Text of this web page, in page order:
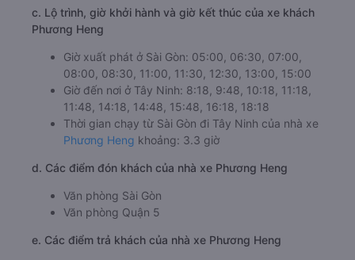
c. Lộ trình, giờ khởi hành và giờ kết thúc của xe khách
Phương Heng
Giờ xuất phát ở Sài Gòn: 05:00, 06:30, 07:00,
08:00, 08:30, 11:00, 11:30, 12:30, 13:00, 15:00
Giờ đến nơi ở Tây Ninh: 8:18, 9:48, 10:18, 11:18,
11:48, 14:18, 14:48, 15:48, 16:18, 18:18
Thời gian chạy từ Sài Gòn đi Tây Ninh của nhà xe
Phương Heng khoảng: 3.3 giờ
d. Các điểm đón khách của nhà xe Phương Heng
Văn phòng Sài Gòn
Văn phòng Quận 5
e. Các điểm trả khách của nhà xe Phương Heng